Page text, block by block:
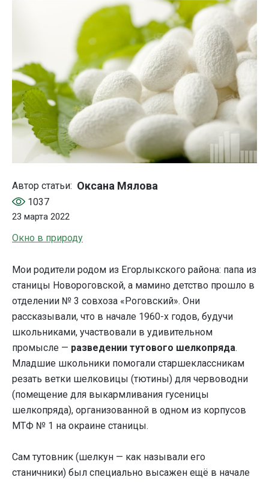
Автор статьи: Оксана Мялова
1037
23 марта 2022
Окно в природу
Мои родители родом из Егорлыкского района: папа из
станицы Новороговской, а мамино детство прошло в
отделении № 3 совхоза «Роговский». Они
рассказывали, что в начале 1960-х годов, будучи
школьниками, участвовали в удивительном
промысле — разведении тутового шелкопряда.
Младшие школьники помогали старшеклассникам
резать ветки шелковицы (тютины) для червоводни
(помещение для выкармливания гусеницы
шелкопряда), организованной в одном из корпусов
МТФ № 1 на окраине станицы.
Сам тутовник (шелкун — как называли его
станичники) был специально высажен ещё в начале